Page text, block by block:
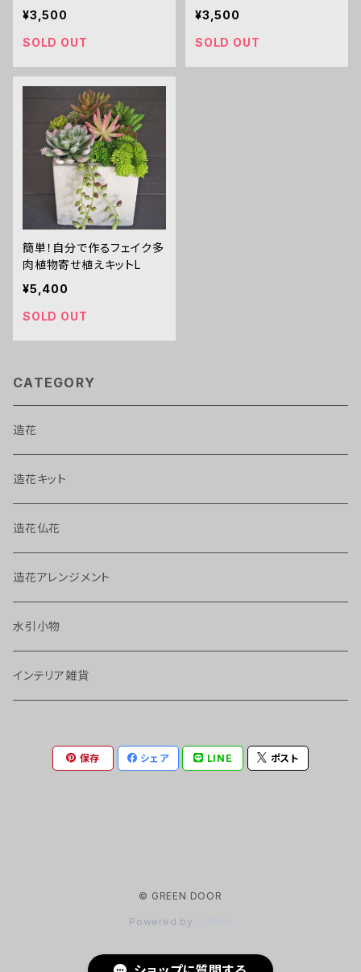
缶
¥3,500
SOLD OUT
¥3,500
SOLD OUT
簡単！自分で作るフェイク多
肉植物寄せ植えキットL
¥5,400
SOLD OUT
CATEGORY
造花
造花キット
造花仏花
造花アレンジメント
水引小物
インテリア雑貨
保存 シェア LINE ポスト
© GREEN DOOR
Powered by